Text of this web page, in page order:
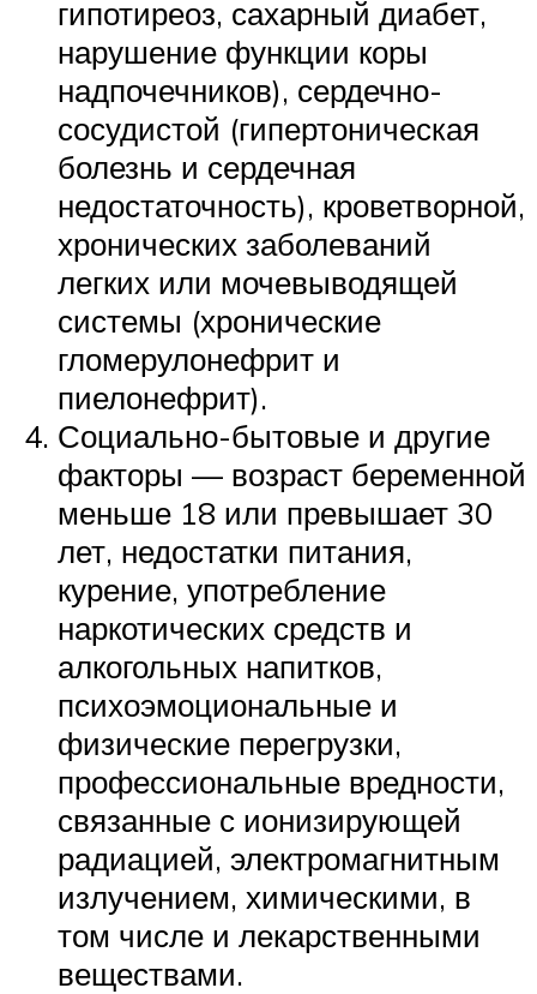
гипотиреоз, сахарный диабет,
нарушение функции коры
надпочечников), сердечно-
сосудистой (гипертоническая
болезнь и сердечная
недостаточность), кроветворной,
хронических заболеваний
легких или мочевыводящей
системы (хронические
гломерулонефрит и
пиелонефрит).
Социально-бытовые и другие
факторы — возраст беременной
меньше 18 или превышает 30
лет, недостатки питания,
курение, употребление
наркотических средств и
алкогольных напитков,
психоэмоциональные и
физические перегрузки,
профессиональные вредности,
связанные с ионизирующей
радиацией, электромагнитным
излучением, химическими, в
том числе и лекарственными
веществами.